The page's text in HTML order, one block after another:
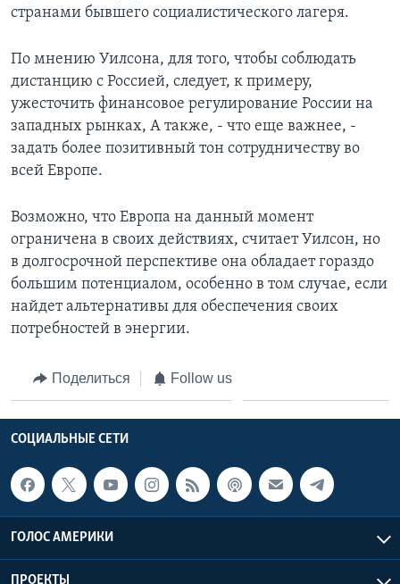
странами бывшего социалистического лагеря.
По мнению Уилсона, для того, чтобы соблюдать
дистанцию с Россией, следует, к примеру,
ужесточить финансовое регулирование России на
западных рынках, А также, - что еще важнее, -
задать более позитивный тон сотрудничеству во
всей Европе.
Возможно, что Европа на данный момент
ограничена в своих действиях, считает Уилсон, но
в долгосрочной перспективе она обладает гораздо
большим потенциалом, особенно в том случае, если
найдет альтернативы для обеспечения своих
потребностей в энергии.
Поделиться Follow us
СОЦИАЛЬНЫЕ СЕТИ
ГОЛОС АМЕРИКИ
ПРОЕКТЫ